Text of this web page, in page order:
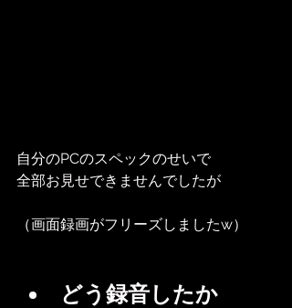
自分のPCのスペックのせいで
全部お見せできませんでしたが
（画面録画がフリーズしましたw）
どう録音したか